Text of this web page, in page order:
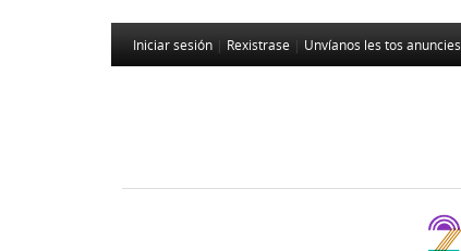
Iniciar sesión Rexistrase Unvíanos les tos anuncies